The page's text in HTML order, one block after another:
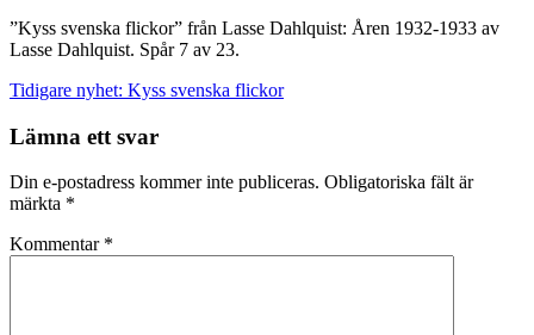
”Kyss svenska flickor” från Lasse Dahlquist: Åren 1932-1933 av
Lasse Dahlquist. Spår 7 av 23.
Inläggsnavigering
Tidigare nyhet: Kyss svenska flickor
Lämna ett svar
Din e-postadress kommer inte publiceras. Obligatoriska fält är
märkta *
Kommentar *